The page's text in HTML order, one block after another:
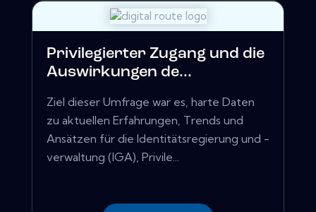
Privilegierter Zugang und die
Auswirkungen de...
Ziel dieser Umfrage war es, harte Daten
zu aktuellen Erfahrungen, Trends und
Ansätzen für die Identitätsregierung und -
verwaltung (IGA), Privile...